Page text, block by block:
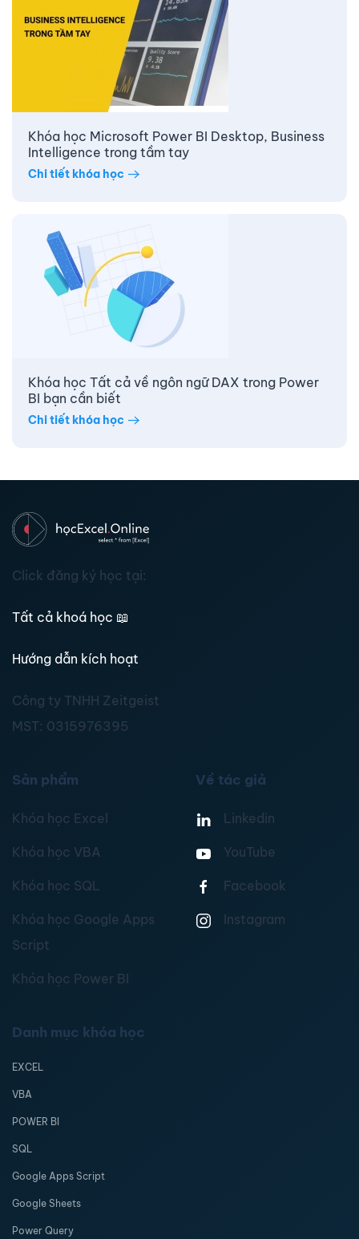
Khóa học Microsoft Power BI Desktop, Business
Intelligence trong tầm tay
Chi tiết khóa học
Khóa học Tất cả về ngôn ngữ DAX trong Power
BI bạn cần biết
Chi tiết khóa học
Click đăng ký học tại:
Tất cả khoá học 📖
Hướng dẫn kích hoạt
Công ty TNHH Zeitgeist
MST: 0315976395
Sản phẩm
Khóa học Excel
Khóa học VBA
Khóa học SQL
Khóa học Google Apps
Script
Khóa học Power BI
Về tác giả
Linkedin
YouTube
Facebook
Instagram
Danh mục khóa học
EXCEL
VBA
POWER BI
SQL
Google Apps Script
Google Sheets
Power Query